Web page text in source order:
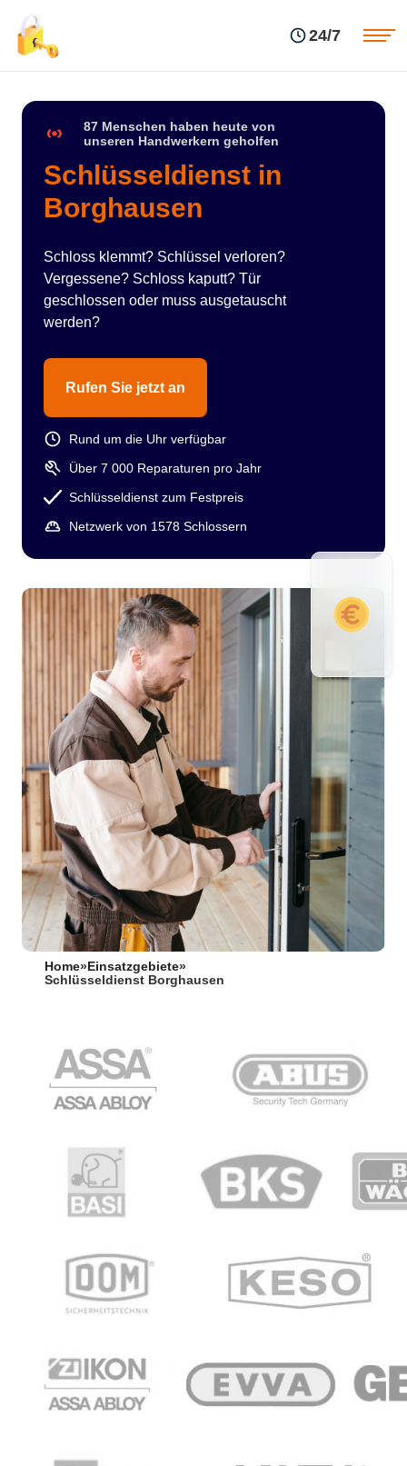
24/7
87 Menschen haben heute von
unseren Handwerkern geholfen
Schlüsseldienst in
Borghausen
Schloss klemmt? Schlüssel verloren?
Vergessene? Schloss kaputt? Tür
geschlossen oder muss ausgetauscht
werden?
Rufen Sie jetzt an
Rund um die Uhr verfügbar
Über 7 000 Reparaturen pro Jahr
Schlüsseldienst zum Festpreis
Netzwerk von 1578 Schlossern
Home» Einsatzgebiete»
Schlüsseldienst Borghausen